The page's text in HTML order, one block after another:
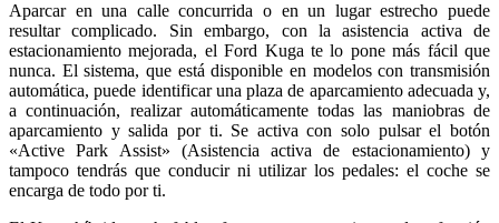
Aparcar en una calle concurrida o en un lugar estrecho puede
resultar complicado. Sin embargo, con la asistencia activa de
estacionamiento mejorada, el Ford Kuga te lo pone más fácil que
nunca. El sistema, que está disponible en modelos con transmisión
automática, puede identificar una plaza de aparcamiento adecuada y,
a continuación, realizar automáticamente todas las maniobras de
aparcamiento y salida por ti. Se activa con solo pulsar el botón
«Active Park Assist» (Asistencia activa de estacionamiento) y
tampoco tendrás que conducir ni utilizar los pedales: el coche se
encarga de todo por ti.